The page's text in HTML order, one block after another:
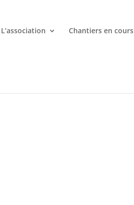
L’association Chantiers en cours
avec votre smartphone chez